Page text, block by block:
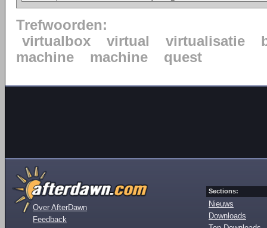
Trefwoorden:
virtualbox
virtual virtualisatie
machine
machine quest
Over AfterDawn
Feedback
Sections:
Nieuws
Downloads